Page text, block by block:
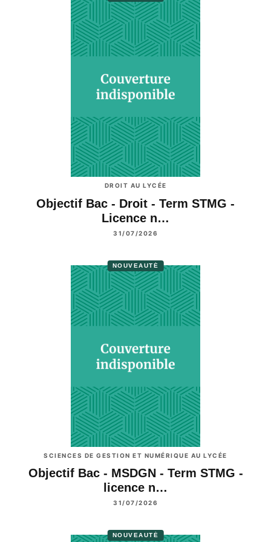
DROIT AU LYCÉE
Objectif Bac - Droit - Term STMG -
Licence n…
31/07/2026
NOUVEAUTÉ
SCIENCES DE GESTION ET NUMÉRIQUE AU LYCÉE
Objectif Bac - MSDGN - Term STMG -
licence n…
31/07/2026
NOUVEAUTÉ